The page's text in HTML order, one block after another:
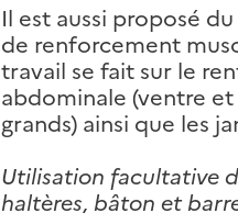
Il est aussi proposé
de renforcement
travail se fait sur le
abdominale (ventre
grands) ainsi que les
Utilisation facultative
haltères, bâton et